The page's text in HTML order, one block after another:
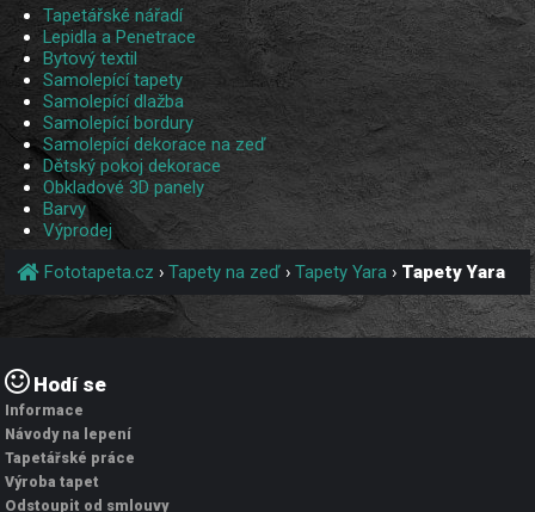
Tapetářské nářadí
Lepidla a Penetrace
Bytový textil
Samolepící tapety
Samolepící dlažba
Samolepící bordury
Samolepící dekorace na zeď
Dětský pokoj dekorace
Obkladové 3D panely
Barvy
Výprodej
Fototapeta.cz ›Tapety na zeď ›Tapety Yara › Tapety Yara
Hodí se
Informace
Návody na lepení
Tapetářské práce
Výroba tapet
Odstoupit od smlouvy